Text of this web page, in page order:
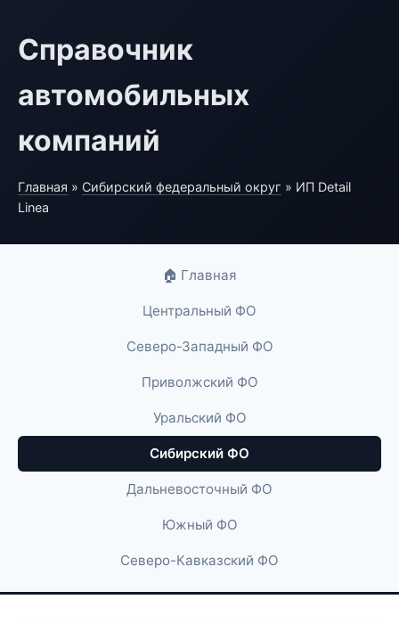
Справочник
автомобильных
компаний
Главная » Сибирский федеральный округ » ИП Detail
Linea
🏠 Главная
Центральный ФО
Северо-Западный ФО
Приволжский ФО
Уральский ФО
Сибирский ФО
Дальневосточный ФО
Южный ФО
Северо-Кавказский ФО